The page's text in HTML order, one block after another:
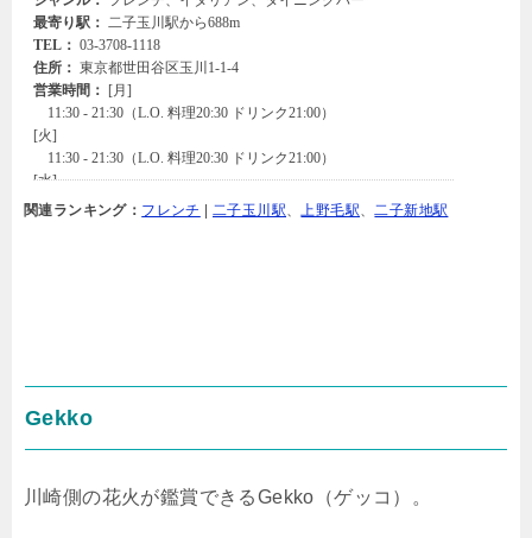
関連ランキング： フレンチ |二子玉川駅、上野毛駅、二子新地駅
Gekko
川崎側の花火が鑑賞できるGekko（ゲッコ）。